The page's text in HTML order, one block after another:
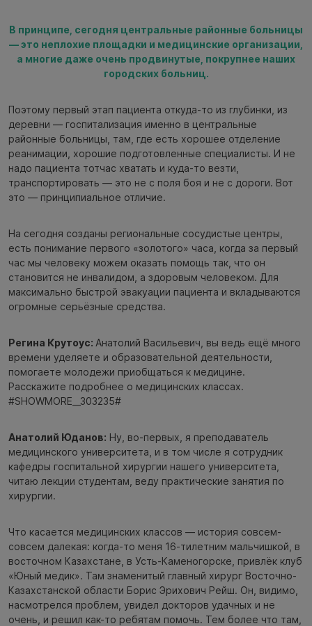
В принципе, сегодня центральные районные больницы
— это неплохие площадки и медицинские организации,
а многие даже очень продвинутые, покрупнее наших
городских больниц.
Поэтому первый этап пациента откуда-то из глубинки, из
деревни — госпитализация именно в центральные
районные больницы, там, где есть хорошее отделение
реанимации, хорошие подготовленные специалисты. И не
надо пациента тотчас хватать и куда-то везти,
транспортировать — это не с поля боя и не с дороги. Вот
это — принципиальное отличие.
На сегодня созданы региональные сосудистые центры,
есть понимание первого «золотого» часа, когда за первый
час мы человеку можем оказать помощь так, что он
становится не инвалидом, а здоровым человеком. Для
максимально быстрой эвакуации пациента и вкладываются
огромные серьёзные средства.
Регина Крутоус: Анатолий Васильевич, вы ведь ещё много
времени уделяете и образовательной деятельности,
помогаете молодежи приобщаться к медицине.
Расскажите подробнее о медицинских классах.
#SHOWMORE__303235#
Анатолий Юданов: Ну, во-первых, я преподаватель
медицинского университета, и в том числе я сотрудник
кафедры госпитальной хирургии нашего университета,
читаю лекции студентам, веду практические занятия по
хирургии.
Что касается медицинских классов — история совсем-
совсем далекая: когда-то меня 16-тилетним мальчишкой, в
восточном Казахстане, в Усть-Каменогорске, привлёк клуб
«Юный медик». Там знаменитый главный хирург Восточно-
Казахстанской области Борис Эрихович Рейш. Он, видимо,
насмотрелся проблем, увидел докторов удачных и не
очень, и решил как-то ребятам помочь. Тем более что там,